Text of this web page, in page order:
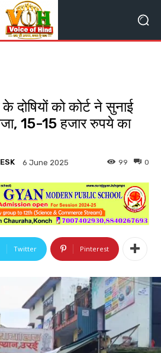
दोषियों को कोर्ट ने सुनाई
15-15 हजार रुपये का
6 June 2025 0
99
Twitter Pinterest